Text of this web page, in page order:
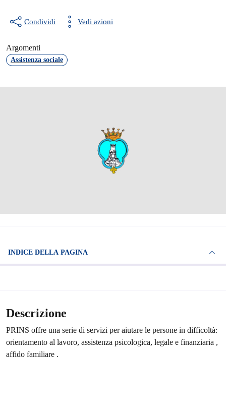
Condividi Vedi azioni
Argomenti
Assistenza sociale
INDICE DELLA PAGINA
Descrizione
PRINS offre una serie di servizi per aiutare le persone in difficoltà:
orientamento al lavoro, assistenza psicologica, legale e finanziaria ,
affido familiare .